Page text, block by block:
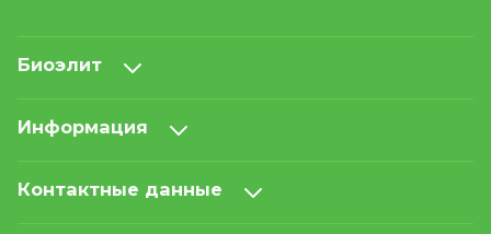
Биоэлит
Информация
Контактные данные